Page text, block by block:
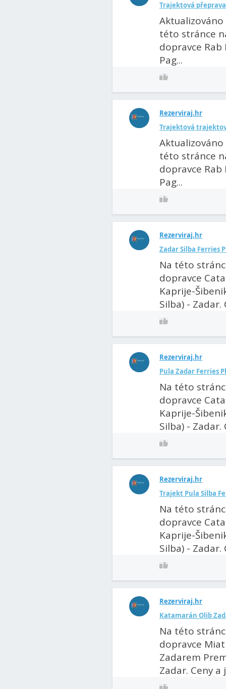
Trajektová
této stránce
dopravce
Pag...
Rezerviraj.hr
Trajektová
této stránce
dopravce
Pag...
Rezerviraj.hr
Zadar Silba Ferries
Na této
dopravce
Kaprije-
Silba) - Zadar.
Rezerviraj.hr
Pula Zadar Ferries
Na této
dopravce
Kaprije-
Silba) - Zadar.
Rezerviraj.hr
Trajekt Pula Silba
Na této
dopravce
Kaprije-
Silba) - Zadar.
Rezerviraj.hr
Katamarán Olib
Na této
dopravce
Zadarem
Zadar. Ceny a